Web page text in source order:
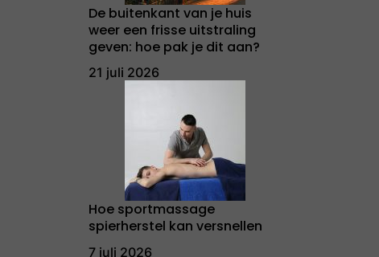
De buitenkant van je huis
weer een frisse uitstraling
geven: hoe pak je dit aan?
21 juli 2026
Hoe sportmassage
spierherstel kan versnellen
7 juli 2026